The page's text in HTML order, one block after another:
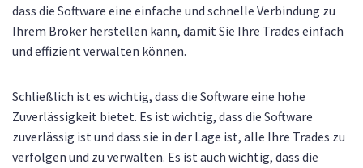
dass die Software eine einfache und schnelle Verbindung zu
Ihrem Broker herstellen kann, damit Sie Ihre Trades einfach
und effizient verwalten können.
Schließlich ist es wichtig, dass die Software eine hohe
Zuverlässigkeit bietet. Es ist wichtig, dass die Software
zuverlässig ist und dass sie in der Lage ist, alle Ihre Trades zu
verfolgen und zu verwalten. Es ist auch wichtig, dass die